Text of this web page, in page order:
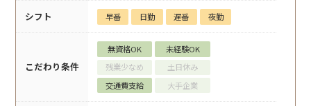
シフト 早番 日勤 遅番 夜勤
こだわり条件
無資格OK
未経験OK
残業少なめ
土日休み
交通費支給
大手企業